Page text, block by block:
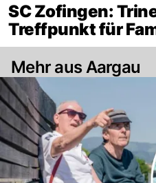
SC Zofingen:
Treffpunkt für
Mehr aus Aargau